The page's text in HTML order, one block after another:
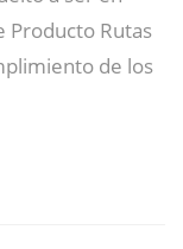
Producto Rutas
de los